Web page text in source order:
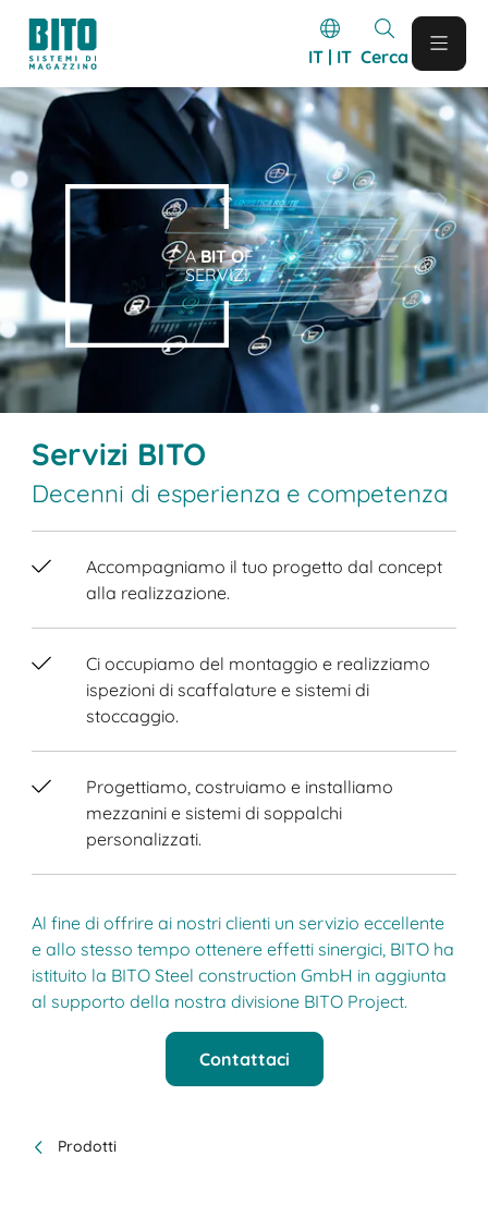
IT | IT Cerca
ABIT OF
SERVIZI.
Servizi BITO
Decenni di esperienza e competenza
Accompagniamo il tuo progetto dal concept
alla realizzazione.
Ci occupiamo del montaggio e realizziamo
ispezioni di scaffalature e sistemi di
stoccaggio.
Progettiamo, costruiamo e installiamo
mezzanini e sistemi di soppalchi
personalizzati.
Al fine di offrire ai nostri clienti un servizio eccellente
e allo stesso tempo ottenere effetti sinergici, BITO ha
istituito la BITO Steel construction GmbH in aggiunta
al supporto della nostra divisione BITO Project.
Contattaci
Prodotti